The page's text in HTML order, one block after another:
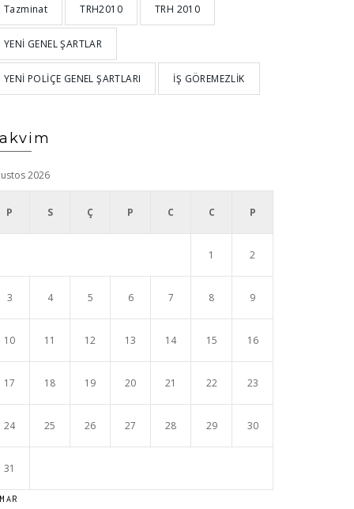
Tazminat TRH2010 TRH 2010
YENİ GENEL ŞARTLAR
YENİ POLİÇE GENEL ŞARTLARI İŞ GÖREMEZLİK
2026
P S Ç P C C P
1 2
3 4 5 6 7 8 9
10 11 12 13 14 15 16
17 18 19 20 21 22 23
24 25 26 27 28 29 30
31